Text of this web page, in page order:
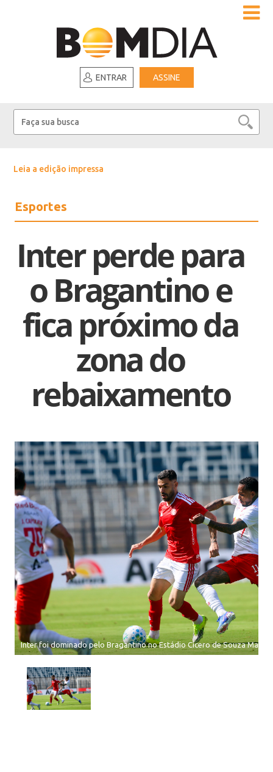
ENTRAR ASSINE
Leia a edição impressa
Esportes
Inter perde para
o Bragantino e
fica próximo da
zona do
rebaixamento
Inter foi dominado pelo Bragantino no Estádio Cícero de Souza